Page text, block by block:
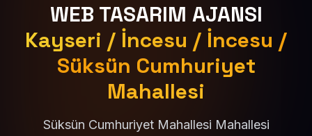
WEB TASARIM AJANSI
Kayseri / İncesu / İncesu /
Süksün Cumhuriyet
Mahallesi
Süksün Cumhuriyet Mahallesi Mahallesi